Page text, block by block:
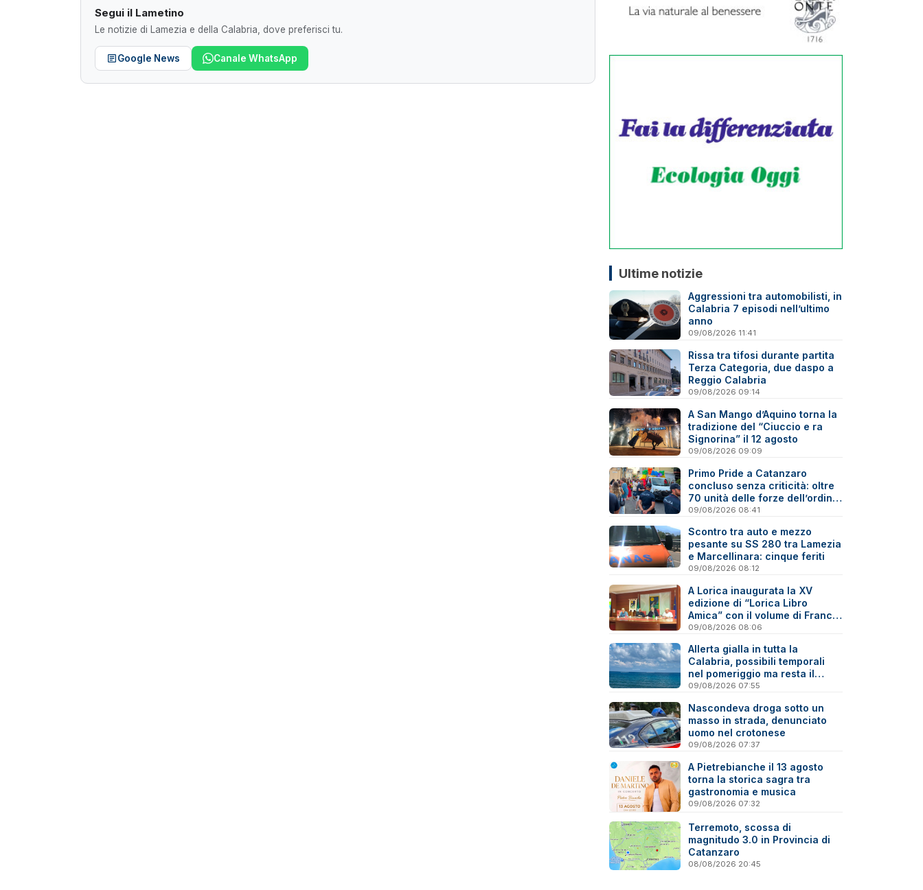
Segui il Lametino
Le notizie di Lamezia e della Calabria, dove preferisci tu.
Google News Canale WhatsApp
Ultime notizie
Aggressioni tra automobilisti, in
Calabria 7 episodi nell’ultimo
anno
09/08/2026 11:41
Rissa tra tifosi durante partita
Terza Categoria, due daspo a
Reggio Calabria
09/08/2026 09:14
A San Mango d’Aquino torna la
tradizione del “Ciuccio e ra
Signorina” il 12 agosto
09/08/2026 09:09
Primo Pride a Catanzaro
concluso senza criticità: oltre
70 unità delle forze dell’ordine
impegnate nella sicurezza
09/08/2026 08:41
Scontro tra auto e mezzo
pesante su SS 280 tra Lamezia
e Marcellinara: cinque feriti
09/08/2026 08:12
A Lorica inaugurata la XV
edizione di “Lorica Libro
Amica” con il volume di Franco
Emilio Carlino sul Reventino-
09/08/2026 08:06
Allerta gialla in tutta la
Calabria, possibili temporali
nel pomeriggio ma resta il
caldo
09/08/2026 07:55
Nascondeva droga sotto un
masso in strada, denunciato
uomo nel crotonese
09/08/2026 07:37
A Pietrebianche il 13 agosto
torna la storica sagra tra
gastronomia e musica
09/08/2026 07:32
Terremoto, scossa di
magnitudo 3.0 in Provincia di
Catanzaro
08/08/2026 20:45